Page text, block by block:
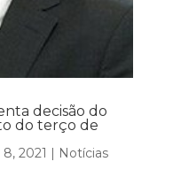
decisão do
do terço de
8, 2021 | Notícias